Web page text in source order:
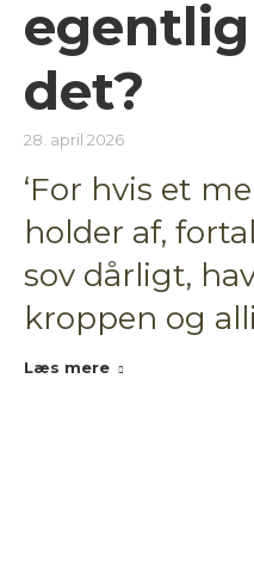
det?
28. april 2026
‘For hvis et
holder af,
sov dårligt,
kroppen og
Læs mere